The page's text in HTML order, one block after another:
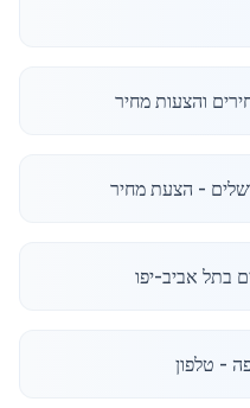
והצעות מחיר
- הצעת מחיר
בתל אביב-יפו
- טלפון